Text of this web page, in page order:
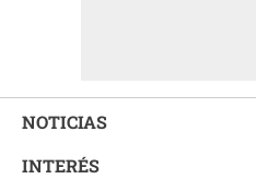
NOTICIAS
INTERÉS